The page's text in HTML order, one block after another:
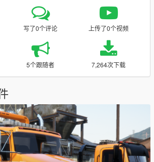
写了0个评论 上传了0个视频
5个跟随者 7,264次下载